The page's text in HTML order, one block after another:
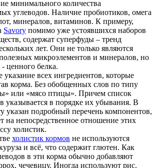
минимального количества
углеводов. Наличие пробиотиков, омега
минералов, витаминов. К примеру,
Savory помимо уже устоявшихся наборов
содержат суперфуды – тренд
лет. Они не только являются
микроэлементов и минералов, но
ценного белка.
указание всех ингредиентов, которые
корма. Без обобщенных слов по типу
или «мясо птицы». Причем список
указывается в порядке их убывания. В
указан подробный перечень компонентов,
на непосредственное отношение этих
холистик.
холистик кормов не используются
и всё, что содержит глютен. Как
в эти корма обычно добавляют
чечевицу. Иногда используют рис.